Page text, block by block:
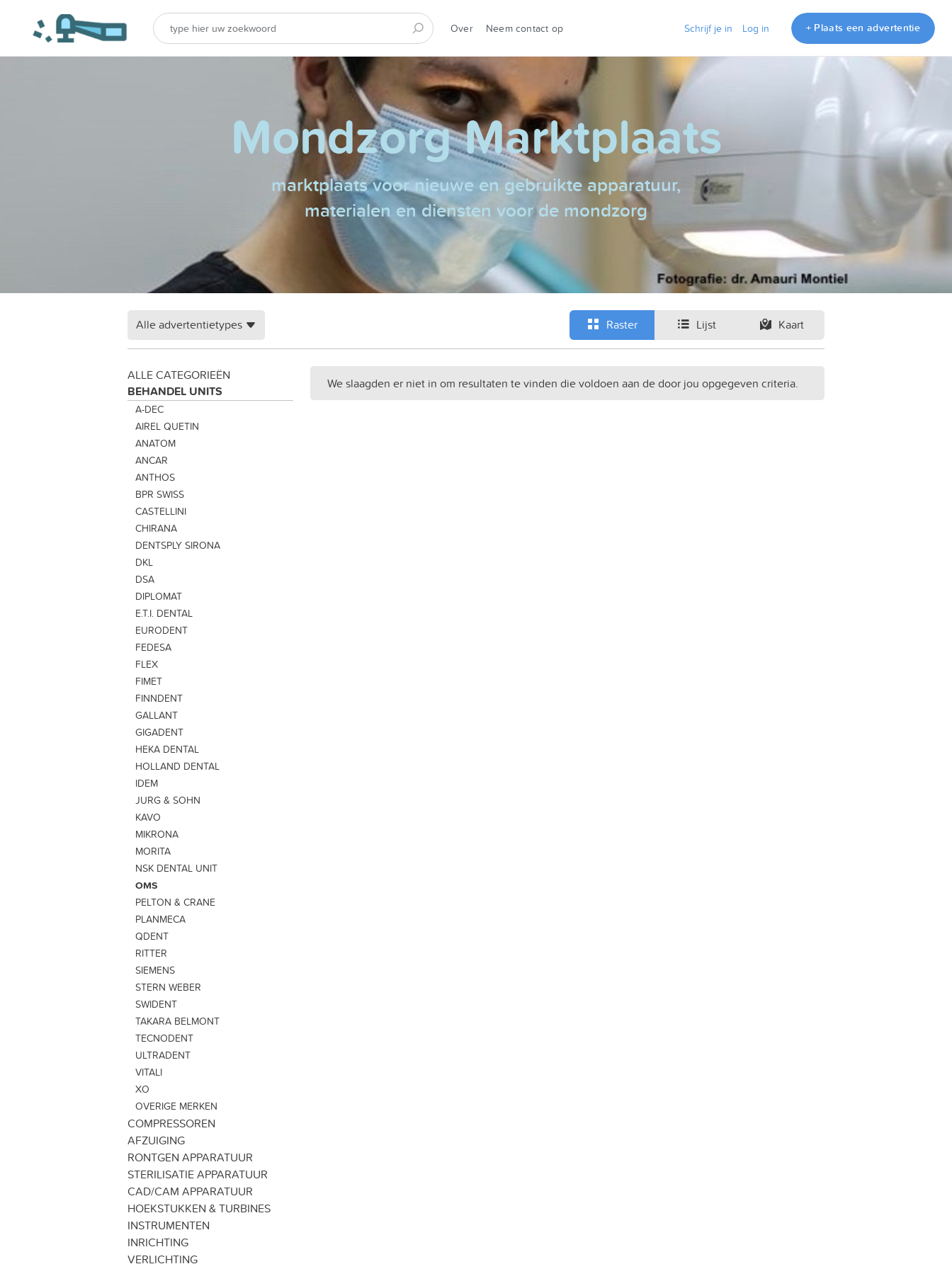
Over Neem contact op Schrijf je in Log in + Plaats een advertentie
Mondzorg Marktplaats
marktplaats voor nieuwe en gebruikte apparatuur,
materialen en diensten voor de mondzorg
Raster Lijst Kaart
Alle advertentietypes
ALLE CATEGORIEËN
BEHANDEL UNITS
A-DEC
AIREL QUETIN
ANATOM
ANCAR
ANTHOS
BPR SWISS
CASTELLINI
CHIRANA
DENTSPLY SIRONA
DKL
DSA
DIPLOMAT
E.T.I. DENTAL
EURODENT
FEDESA
FLEX
FIMET
FINNDENT
GALLANT
GIGADENT
HEKA DENTAL
HOLLAND DENTAL
IDEM
JURG & SOHN
KAVO
MIKRONA
MORITA
NSK DENTAL UNIT
OMS
PELTON & CRANE
PLANMECA
QDENT
RITTER
SIEMENS
STERN WEBER
SWIDENT
TAKARA BELMONT
TECNODENT
ULTRADENT
VITALI
XO
OVERIGE MERKEN
COMPRESSOREN
AFZUIGING
RONTGEN APPARATUUR
STERILISATIE APPARATUUR
CAD/CAM APPARATUUR
HOEKSTUKKEN & TURBINES
INSTRUMENTEN
INRICHTING
VERLICHTING
We slaagden er niet in om resultaten te vinden die voldoen aan de door jou opgegeven criteria.